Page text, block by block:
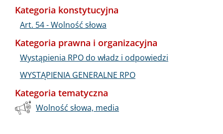
Kategoria konstytucyjna
Art. 54 - Wolność słowa
Kategoria prawna i organizacyjna
Wystąpienia RPO do władz i odpowiedzi
WYSTĄPIENIA GENERALNE RPO
Kategoria tematyczna
Wolność słowa, media